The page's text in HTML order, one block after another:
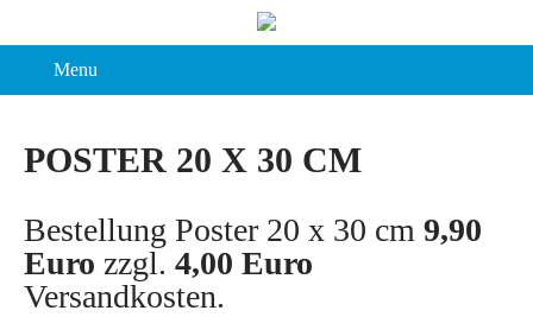
Menu
POSTER 20 X 30 CM
Bestellung Poster 20 x 30 cm 9,90
Euro zzgl. 4,00 Euro
Versandkosten.